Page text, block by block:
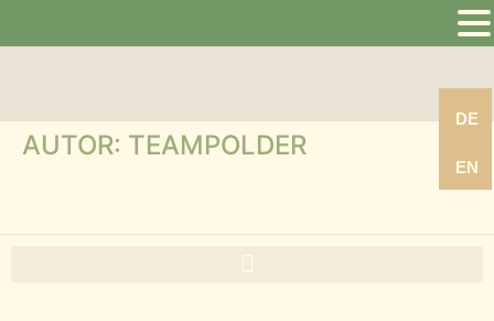
AUTOR: TEAMPOLDER
DE
EN